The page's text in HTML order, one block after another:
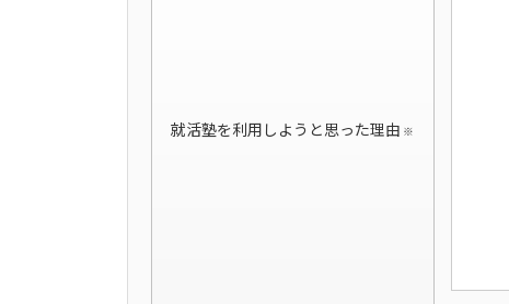
就活塾を利用しようと思った理由 ※